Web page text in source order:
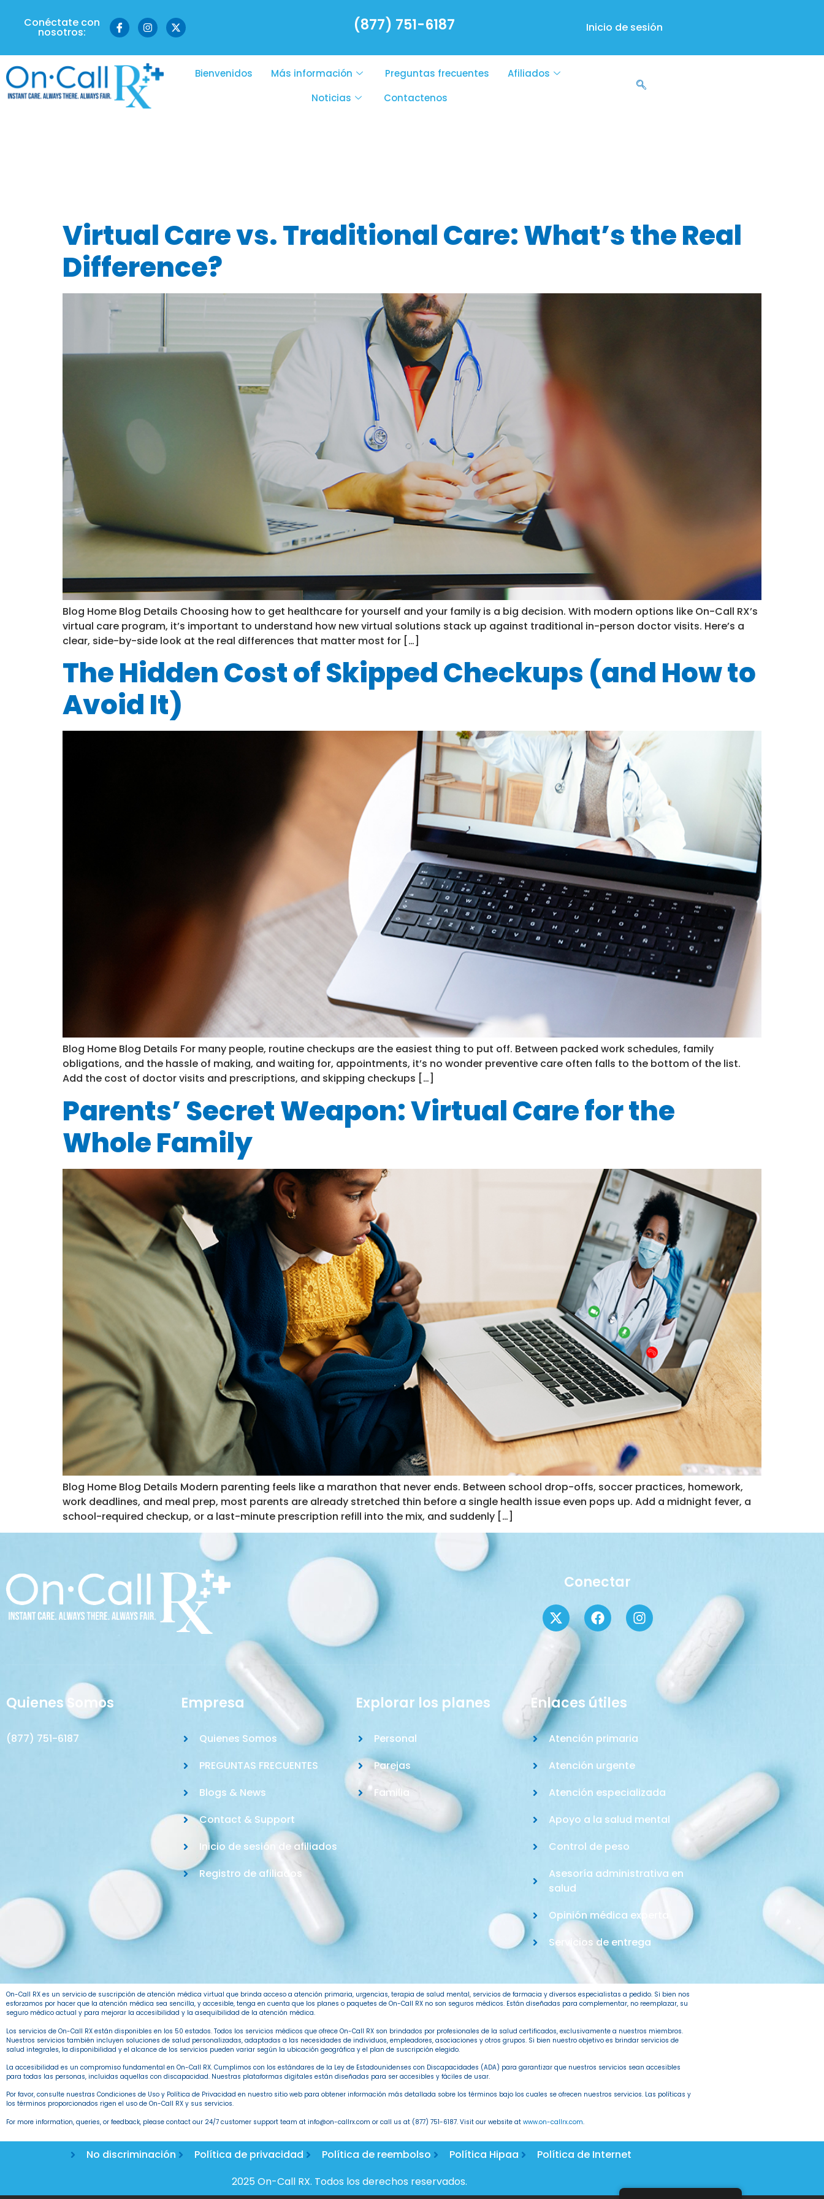
Conéctate con
nosotros: (877) 751-6187 Inicio de sesión
Bienvenidos Más información Preguntas frecuentes
Afiliados
Noticias
Contactenos
Virtual Care vs. Traditional Care: What’s the Real
Difference?
Blog Home Blog Details Choosing how to get healthcare for yourself and your family is a big decision. With modern options like On-Call RX’s
virtual care program, it’s important to understand how new virtual solutions stack up against traditional in-person doctor visits. Here’s a
clear, side-by-side look at the real differences that matter most for […]
The Hidden Cost of Skipped Checkups (and How to
Avoid It)
Blog Home Blog Details For many people, routine checkups are the easiest thing to put off. Between packed work schedules, family
obligations, and the hassle of making, and waiting for, appointments, it’s no wonder preventive care often falls to the bottom of the list.
Add the cost of doctor visits and prescriptions, and skipping checkups […]
Parents’ Secret Weapon: Virtual Care for the
Whole Family
Blog Home Blog Details Modern parenting feels like a marathon that never ends. Between school drop-offs, soccer practices, homework,
work deadlines, and meal prep, most parents are already stretched thin before a single health issue even pops up. Add a midnight fever, a
school-required checkup, or a last-minute prescription refill into the mix, and suddenly […]
Conectar
Quienes Somos
(877) 751-6187
Empresa
Quienes Somos
PREGUNTAS FRECUENTES
Blogs & News
Contact & Support
Inicio de sesión de afiliados
Registro de afiliados
Explorar los planes
Personal
Parejas
Familia
Enlaces útiles
Atención primaria
Atención urgente
Atención especializada
Apoyo a la salud mental
Control de peso
Asesoría administrativa en
salud
Opinión médica experta
Servicios de entrega
On-Call RX es un servicio de suscripción de atención médica virtual que brinda acceso a atención primaria, urgencias, terapia de salud mental, servicios de farmacia y diversos especialistas a pedido. Si bien nos
esforzamos por hacer que la atención médica sea sencilla, y accesible, tenga en cuenta que los planes o paquetes de On-Call RX no son seguros médicos. Están diseñadas para complementar, no reemplazar, su
seguro médico actual y para mejorar la accesibilidad y la asequibilidad de la atención médica.
Los servicios de On-Call RX están disponibles en los 50 estados. Todos los servicios médicos que ofrece On-Call RX son brindados por profesionales de la salud certificados, exclusivamente a nuestros miembros.
Nuestros servicios también incluyen soluciones de salud personalizadas, adaptadas a las necesidades de individuos, empleadores, asociaciones y otros grupos. Si bien nuestro objetivo es brindar servicios de
salud integrales, la disponibilidad y el alcance de los servicios pueden variar según la ubicación geográfica y el plan de suscripción elegido.
La accesibilidad es un compromiso fundamental en On-Call RX. Cumplimos con los estándares de la Ley de Estadounidenses con Discapacidades (ADA) para garantizar que nuestros servicios sean accesibles
para todas las personas, incluidas aquellas con discapacidad. Nuestras plataformas digitales están diseñadas para ser accesibles y fáciles de usar.
Por favor, consulte nuestras Condiciones de Uso y Política de Privacidad en nuestro sitio web para obtener información más detallada sobre los términos bajo los cuales se ofrecen nuestros servicios. Las políticas y
los términos proporcionados rigen el uso de On-Call RX y sus servicios.
For more information, queries, or feedback, please contact our 24/7 customer support team at info@on-callrx.com or call us at (877) 751-6187. Visit our website at www.on-callrx.com.
No discriminación Política de privacidad Política de reembolso Política Hipaa
Política de Internet
2025 On-Call RX. Todos los derechos reservados.